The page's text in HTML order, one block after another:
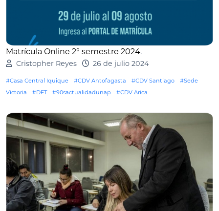
Matrícula Online 2° semestre 2024.
Cristopher Reyes 26 de julio 2024
#Casa Central Iquique #CDV Antofagasta #CDV Santiago
#Sede
Victoria
#DFT #90sactualidadunap #CDV Arica